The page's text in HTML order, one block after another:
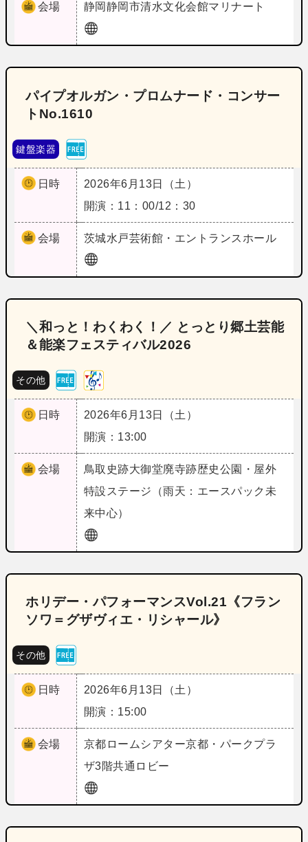
会場 静岡静岡市清水文化会館マリナート
パイプオルガン・プロムナード・コンサー
トNo.1610
鍵盤楽器
日時
2026年6月13日（土）
開演：11：00/12：30
会場 茨城水戸芸術館・エントランスホール
＼和っと！わくわく！／ とっとり郷土芸能
＆能楽フェスティバル2026
その他
日時
2026年6月13日（土）
開演：13:00
会場 鳥取 史跡大御堂廃寺跡歴史公園・屋外
特設ステージ（雨天：エースパック未
来中心）
ホリデー・パフォーマンスVol.21《フラン
ソワ＝グザヴィエ・リシャール》
その他
日時
2026年6月13日（土）
開演：15:00
会場 京都 ロームシアター京都・パークプラ
ザ3階共通ロビー